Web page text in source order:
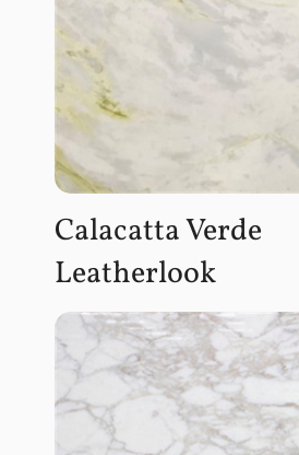
Calacatta Verde
Leatherlook